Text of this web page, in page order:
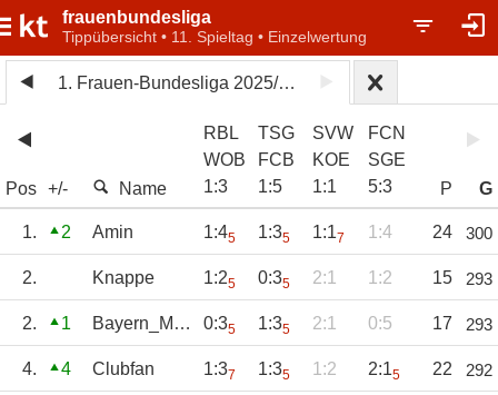
frauenbundesliga
Tippübersicht • 11. Spieltag • Einzelwertung
1. Frauen-Bundesliga 2025/26
Pos +/- Name
RBL
WOB
1:3
TSG
FCB
1:5
SVW
KOE
1:1
FCN
SGE
5:3 P G
1. 2 Amin 1:45 1:35 1:17 1:4 24 300
2. Knappe 1:25 0:35 2:1 1:2 15 293
2. 1 Bayern_München 0:35 1:35 2:1 0:5 17 293
4. 4 Clubfan 1:37 1:35 1:2 2:15 22 292